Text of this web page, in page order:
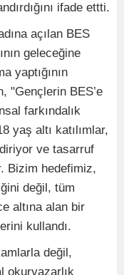
ifade ettti.
açılan BES
geleceğine
yaptığının
"Gençlerin BES’e
farkındalık
yaş altı katılımlar,
ve tasarruf
Bizim hedefimiz,
değil, tüm
altına alan bir
kullandı.
değil,
okuryazarlık